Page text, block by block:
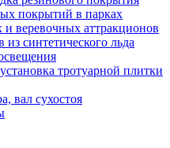
покрытий в парках
и веревочных аттракционов
из синтетического льда
тротуарной плитки
вал сухостоя